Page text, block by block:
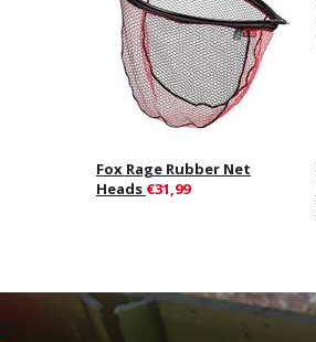
Fox Rage Rubber Net
Heads €31,99